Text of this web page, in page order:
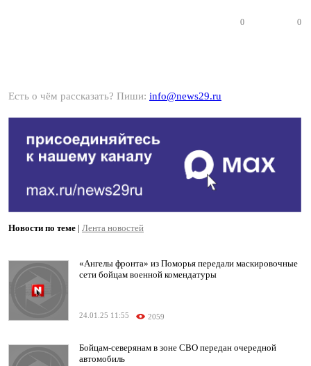
0 0
Есть о чём рассказать? Пиши: info@news29.ru
Новости по теме | Лента новостей
«Ангелы фронта» из Поморья передали маскировочные
сети бойцам военной комендатуры
24.01.25 11:55 2059
Бойцам-северянам в зоне СВО передан очередной
автомобиль